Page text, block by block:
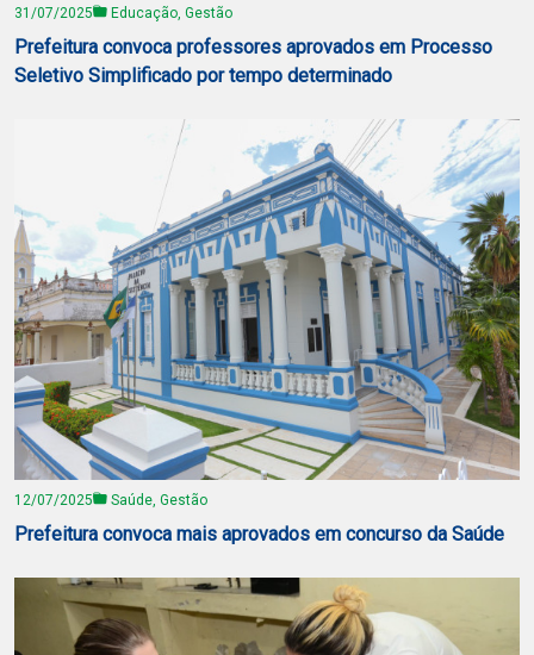
31/07/2025 Educação, Gestão
Prefeitura convoca professores aprovados em Processo
Seletivo Simplificado por tempo determinado
12/07/2025 Saúde, Gestão
Prefeitura convoca mais aprovados em concurso da Saúde